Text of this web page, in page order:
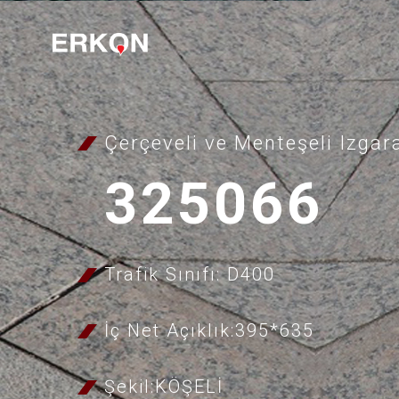
Çerçeveli ve Menteşeli
325066
Trafik Sınıfı: D400
İç Net Açıklık:395*635
Şekil:KÖŞELİ